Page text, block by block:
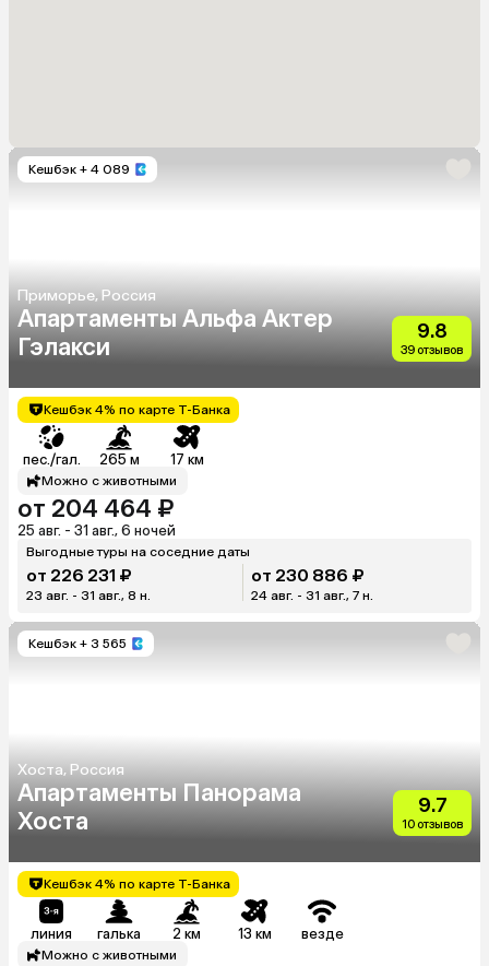
Кешбэк + 4 089
Приморье, Россия
Апартаменты Альфа Актер
Гэлакси
9.8
39 отзывов
Кешбэк 4% по карте Т-Банка
пес./гал. 265 м 17 км
Можно с животными
от 204 464 ₽
25 авг. - 31 авг., 6 ночей
Выгодные туры на соседние даты
от 226 231 ₽
23 авг. - 31 авг., 8 н.
от 230 886 ₽
24 авг. - 31 авг., 7 н.
Кешбэк + 3 565
Хоста, Россия
Апартаменты Панорама
Хоста
9.7
10 отзывов
Кешбэк 4% по карте Т-Банка
линия галька 2 км 13 км везде
Можно с животными